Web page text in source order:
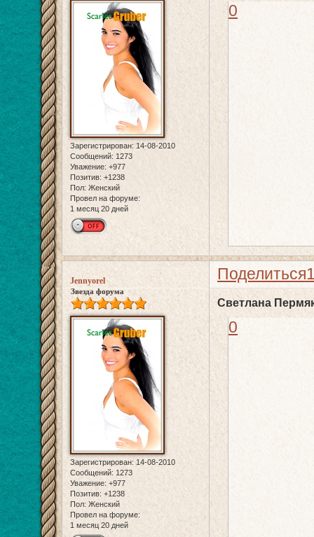
Зарегистрирован: 14-08-2010
Сообщений: 1273
Уважение: +977
Позитив: +1238
Пол: Женский
Провел на форуме:
1 месяц 20 дней
0
Поделиться
Jennyorel
Звезда форума
Зарегистрирован: 14-08-2010
Сообщений: 1273
Уважение: +977
Позитив: +1238
Пол: Женский
Провел на форуме:
1 месяц 20 дней
Светлана
0